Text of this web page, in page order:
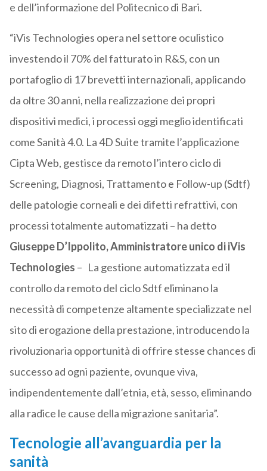
e dell’informazione del Politecnico di Bari.
“iVis Technologies opera nel settore oculistico
investendo il 70% del fatturato in R&S, con un
portafoglio di 17 brevetti internazionali, applicando
da oltre 30 anni, nella realizzazione dei propri
dispositivi medici, i processi oggi meglio identificati
come Sanità 4.0. La 4D Suite tramite l’applicazione
Cipta Web, gestisce da remoto l’intero ciclo di
Screening, Diagnosi, Trattamento e Follow-up (Sdtf)
delle patologie corneali e dei difetti refrattivi, con
processi totalmente automatizzati – ha detto
Giuseppe D’Ippolito, Amministratore unico di iVis
Technologies – La gestione automatizzata ed il
controllo da remoto del ciclo Sdtf eliminano la
necessità di competenze altamente specializzate nel
sito di erogazione della prestazione, introducendo la
rivoluzionaria opportunità di offrire stesse chances di
successo ad ogni paziente, ovunque viva,
indipendentemente dall’etnia, età, sesso, eliminando
alla radice le cause della migrazione sanitaria”.
Tecnologie all’avanguardia per la
sanità